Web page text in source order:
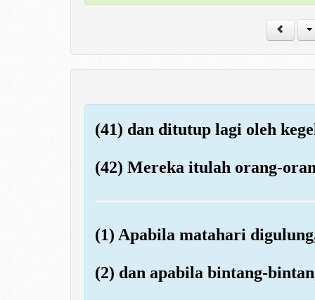
(41) dan ditutup lagi oleh
(42) Mereka itulah orang-
(1) Apabila matahari
(2) dan apabila bintang-